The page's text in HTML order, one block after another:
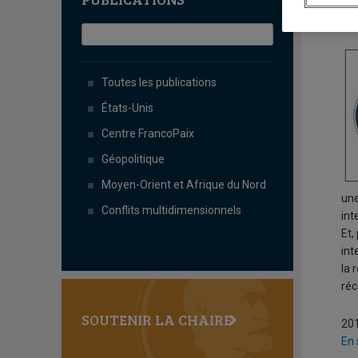
Toutes les publications
États-Unis
Centre FrancoPaix
Géopolitique
Moyen-Orient et Afrique du Nord
Conflits multidimensionnels
SOUTENIR LA CHAIRE
la
En